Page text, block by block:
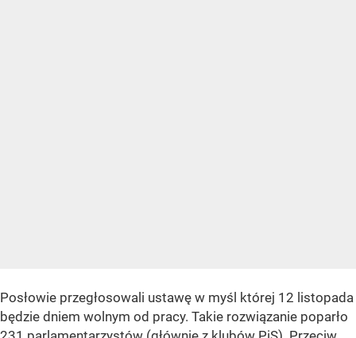
Posłowie przegłosowali ustawę w myśl której 12 listopada
będzie dniem wolnym od pracy. Takie rozwiązanie poparło